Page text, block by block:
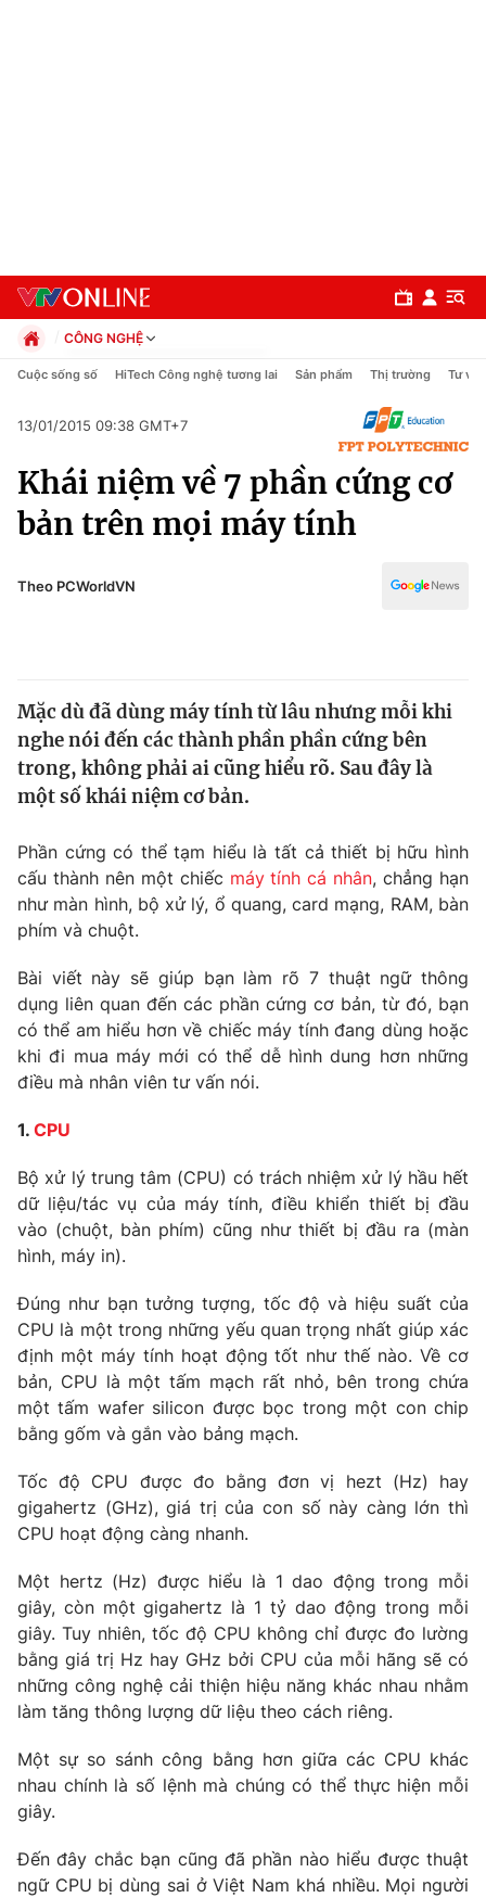
Chính trị
Thế giới
Tin tức
Câu chuyện quốc tế
Kinh tế
Tài chính
Thị trường
Góc doanh nghiệp
Dữ liệu và đời sống
Truyền hình
Phim VTV
Hậu trường
Nhân vật
Giải trí
Điện ảnh
Âm nhạc
Sao
Đời sống
Chất lượng cuộc sống
Giáo dục
Tuyển sinh
Học trực tuyến
Công nghệ
Hitech Công nghệ tương lai
Sản phẩm
Thị trường
Tư vấn
Giao lưu trực tuyến
Lịch phát sóng
Chuyên mục khác
Emagazine Podcast
Photo Infographic
VTV Money VTV Thể thao
VTV Sức khoẻ Bất động sản
Thị trường 24h Tấm lòng Việt
VTV4
VTV9 VTV8
CÔNG NGHỆ
Chính trị
Pháp luật
Thể thao
Truyền hình
Văn hóa - Giải trí
Đời sống
Cuộc sống số HiTech Công nghệ tương lai Sản phẩm Thị trường Tư vấn
13/01/2015 09:38 GMT+7
Khái niệm về 7 phần cứng cơ
bản trên mọi máy tính
Theo PCWorldVN
Mặc dù đã dùng máy tính từ lâu nhưng mỗi khi
nghe nói đến các thành phần phần cứng bên
trong, không phải ai cũng hiểu rõ. Sau đây là
một số khái niệm cơ bản.
Phần cứng có thể tạm hiểu là tất cả thiết bị hữu hình
cấu thành nên một chiếc máy tính cá nhân, chẳng hạn
như màn hình, bộ xử lý, ổ quang, card mạng, RAM, bàn
phím và chuột.
Bài viết này sẽ giúp bạn làm rõ 7 thuật ngữ thông
dụng liên quan đến các phần cứng cơ bản, từ đó, bạn
có thể am hiểu hơn về chiếc máy tính đang dùng hoặc
khi đi mua máy mới có thể dễ hình dung hơn những
điều mà nhân viên tư vấn nói.
1. CPU
Bộ xử lý trung tâm (CPU) có trách nhiệm xử lý hầu hết
dữ liệu/tác vụ của máy tính, điều khiển thiết bị đầu
vào (chuột, bàn phím) cũng như thiết bị đầu ra (màn
hình, máy in).
Đúng như bạn tưởng tượng, tốc độ và hiệu suất của
CPU là một trong những yếu quan trọng nhất giúp xác
định một máy tính hoạt động tốt như thế nào. Về cơ
bản, CPU là một tấm mạch rất nhỏ, bên trong chứa
một tấm wafer silicon được bọc trong một con chip
bằng gốm và gắn vào bảng mạch.
Tốc độ CPU được đo bằng đơn vị hezt (Hz) hay
gigahertz (GHz), giá trị của con số này càng lớn thì
CPU hoạt động càng nhanh.
Một hertz (Hz) được hiểu là 1 dao động trong mỗi
giây, còn một gigahertz là 1 tỷ dao động trong mỗi
giây. Tuy nhiên, tốc độ CPU không chỉ được đo lường
bằng giá trị Hz hay GHz bởi CPU của mỗi hãng sẽ có
những công nghệ cải thiện hiệu năng khác nhau nhằm
làm tăng thông lượng dữ liệu theo cách riêng.
Một sự so sánh công bằng hơn giữa các CPU khác
nhau chính là số lệnh mà chúng có thể thực hiện mỗi
giây.
Đến đây chắc bạn cũng đã phần nào hiểu được thuật
ngữ CPU bị dùng sai ở Việt Nam khá nhiều. Mọi người